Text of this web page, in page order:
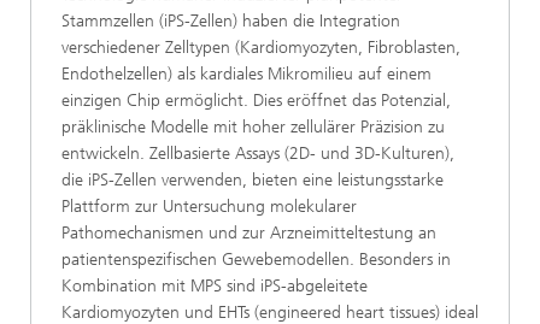
Stammzellen (iPS-Zellen) haben die Integration
verschiedener Zelltypen (Kardiomyozyten, Fibroblasten,
Endothelzellen) als kardiales Mikromilieu auf einem
einzigen Chip ermöglicht. Dies eröffnet das Potenzial,
präklinische Modelle mit hoher zellulärer Präzision zu
entwickeln. Zellbasierte Assays (2D- und 3D-Kulturen),
die iPS-Zellen verwenden, bieten eine leistungsstarke
Plattform zur Untersuchung molekularer
Pathomechanismen und zur Arzneimitteltestung an
patientenspezifischen Gewebemodellen. Besonders in
Kombination mit MPS sind iPS-abgeleitete
Kardiomyozyten und EHTs (engineered heart tissues) ideal